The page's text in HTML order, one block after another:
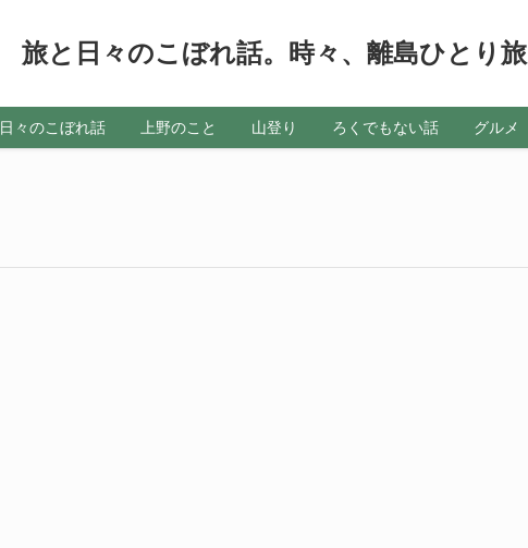
旅と日々のこぼれ話。時々、離島ひとり旅
日々のこぼれ話 上野のこと 山登り ろくでもない話 グルメ